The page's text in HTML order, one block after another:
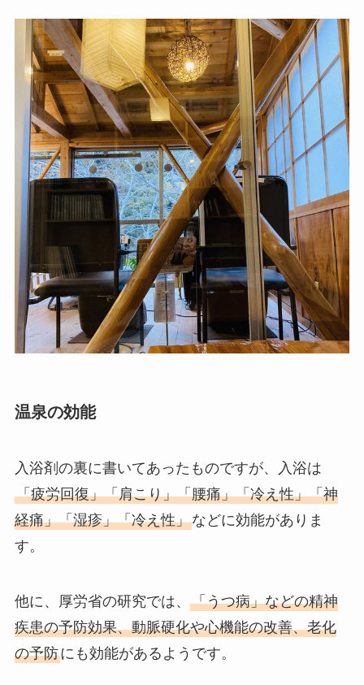
温泉の効能
入浴剤の裏に書いてあったものですが、入浴は
「疲労回復」「肩こり」「腰痛」「冷え性」「神
経痛」「湿疹」「冷え性」などに効能がありま
す。
他に、厚労省の研究では、 「うつ病」などの精神
疾患の予防効果、動脈硬化や心機能の改善、老化
の予防にも効能があるようです。